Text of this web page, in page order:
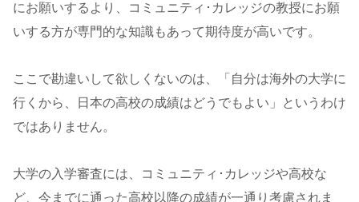
にお願いするより、コミュニティ･カレッジの教授にお願
いする方が専門的な知識もあって期待度が高いです。
ここで勘違いして欲しくないのは、「自分は海外の大学に
行くから、日本の高校の成績はどうでもよい」というわけ
ではありません。
大学の入学審査には、コミュニティ･カレッジや高校な
ど、今までに通った高校以降の成績が一通り考慮されま